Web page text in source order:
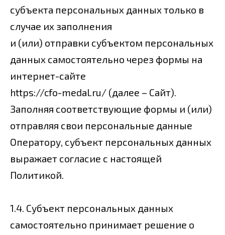
субъекта персональных данных только в
случае их заполнения
и (или) отправки субъектом персональных
данных самостоятельно через формы на
интернет-сайте
https://cfo-medal.ru/ (далее – Сайт).
Заполняя соответствующие формы и (или)
отправляя свои персональные данные
Оператору, субъект персональных данных
выражает согласие с настоящей
Политикой.
1.4. Субъект персональных данных
самостоятельно принимает решение о